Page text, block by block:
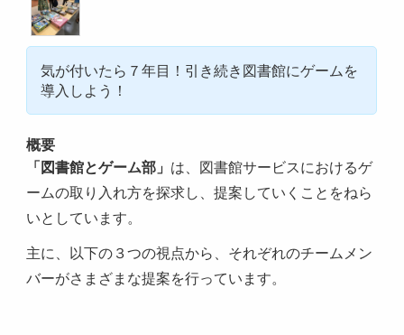
気が付いたら７年目！引き続き図書館にゲームを
導入しよう！
概要
「図書館とゲーム部」 は、図書館サービスにおけるゲ
ームの取り入れ方を探求し、提案していくことをねら
いとしています。
主に、以下の３つの視点から、それぞれのチームメン
バーがさまざまな提案を行っています。